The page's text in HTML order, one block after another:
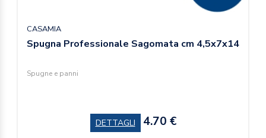
CASAMIA
Spugna Professionale Sagomata cm 4,5x7x14
Spugne e panni
DETTAGLI 4.70 €